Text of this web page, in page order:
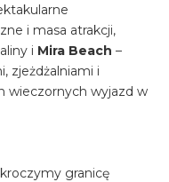
i masa atrakcji,
i Mira Beach –
zjeżdżalniami i
wieczornych wyjazd w
granicę